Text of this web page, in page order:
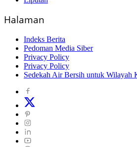
Halaman
Indeks Berita
Pedoman Media Siber
Privacy Policy
Privacy Policy
Sedekah Air Bersih untuk Wilayah